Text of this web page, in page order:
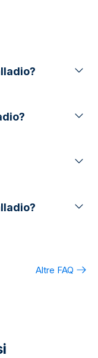
Altre FAQ